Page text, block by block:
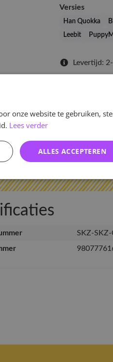
Versies
Han Quokka
Leebit
PuppyM
Levertijd:
Indien op
SKZ-
onze website te gebruiken,
Lees verder
ALLES ACCEPTEREN